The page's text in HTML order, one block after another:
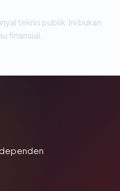
teknis publik. Ini bukan
finansial.